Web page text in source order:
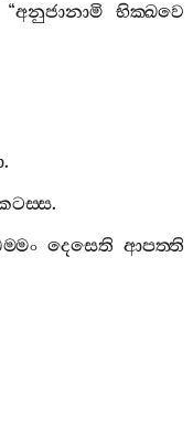
“අනුජානාමි
භික‍්ඛවෙ
.
.
දෙසෙති ආපත‍්ති